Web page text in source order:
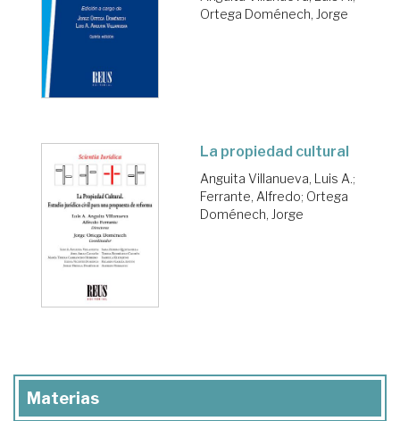
Ortega Doménech, Jorge
La propiedad cultural
Anguita Villanueva, Luis A.;
Ferrante, Alfredo; Ortega
Doménech, Jorge
Materias